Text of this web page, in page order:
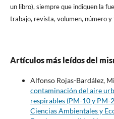
un libro), siempre que indiquen la
trabajo, revista, volumen, número y
Artículos más leídos del
Alfonso Rojas-Bardález,
contaminación del aire
respirables (PM-10 y PM-
Ciencias Ambientales y